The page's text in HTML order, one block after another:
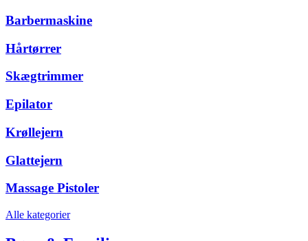
Barbermaskine
Hårtørrer
Skægtrimmer
Epilator
Krøllejern
Glattejern
Massage Pistoler
Alle kategorier